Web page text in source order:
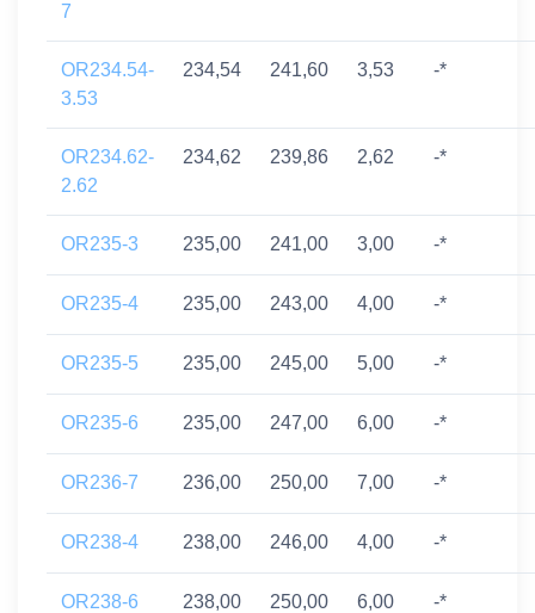
7
OR234.54-
3.53
234,54 241,60 3,53 -*
OR234.62-
2.62
234,62 239,86 2,62 -*
OR235-3 235,00 241,00 3,00 -*
OR235-4 235,00 243,00 4,00 -*
OR235-5 235,00 245,00 5,00 -*
OR235-6 235,00 247,00 6,00 -*
OR236-7 236,00 250,00 7,00 -*
OR238-4 238,00 246,00 4,00 -*
OR238-6 238,00 250,00 6,00 -*